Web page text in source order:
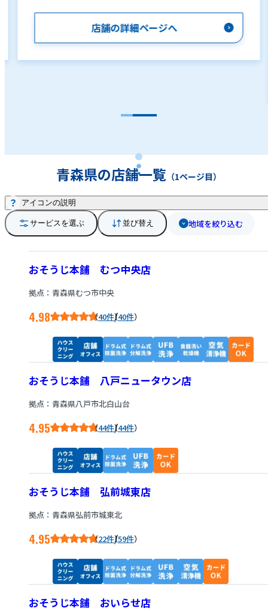
「汚れは気になるが、清掃の仕方が分からない」「清
歓迎です。 店舗・オフィス・商業施設の清掃も承って
店舗の詳細ページへ
青森県の店舗一覧 （1ページ目）
サービスを選ぶ 並び替え 地域を絞り込む
アイコンの説明
おそうじ本舗 むつ中央店
拠点：青森県むつ市中央
4.98 40件/40件
おそうじ本舗 八戸ニュータウン店
拠点：青森県八戸市北白山台
4.95 44件/44件
おそうじ本舗 弘前城東店
拠点：青森県弘前市城東北
4.95 22件/59件
おそうじ本舗 おいらせ店